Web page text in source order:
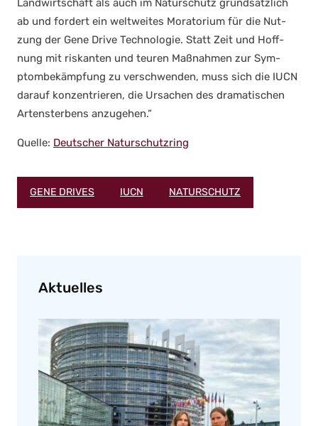
Land­wirt­schaft als auch im Natur­schutz grund­sätz­lich
ab und for­dert ein welt­wei­tes Mora­to­ri­um für die Nut­
zung der Gene Dri­ve Tech­no­lo­gie. Statt Zeit und Hoff­
nung mit ris­kan­ten und teu­ren Maß­nah­men zur Sym­
ptom­be­kämp­fung zu ver­schwen­den, muss sich die IUCN
dar­auf kon­zen­trie­ren, die Ursa­chen des dra­ma­ti­schen
Arten­ster­bens anzu­ge­hen.“
Quel­le: Deut­scher Natur­schutz­ring
GENE DRIVES IUCN NATURSCHUTZ
Aktuelles